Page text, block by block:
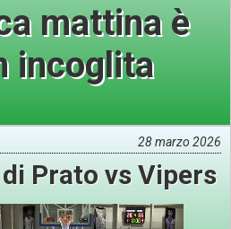
mattina è
incoglita
28 marzo 2026
Prato vs Vipers